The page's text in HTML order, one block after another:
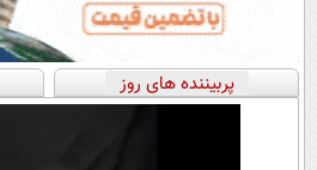
پربیننده های روز